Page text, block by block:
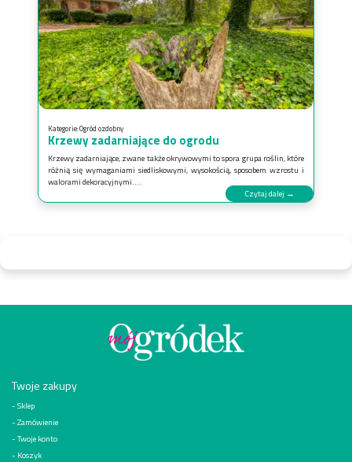
Kategorie:Ogród ozdobny
Krzewy zadarniające do ogrodu
Krzewy zadarniające, zwane także okrywowymi to spora grupa roślin, które
różnią się wymaganiami siedliskowymi, wysokością, sposobem wzrostu i
walorami dekoracyjnymi....
Czytaj dalej →
Twoje zakupy
Sklep
Zamówienie
Twoje konto
Koszyk